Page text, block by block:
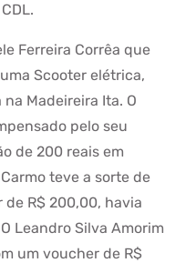
Ferreira Corrêa que
Scooter elétrica,
Madeireira Ita. O
pelo seu
de 200 reais em
teve a sorte de
R$ 200,00, havia
Leandro Silva Amorim
um voucher de R$